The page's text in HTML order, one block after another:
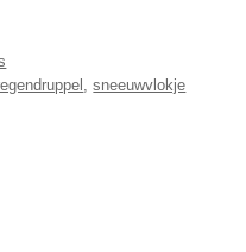
,sneeuwvlokje